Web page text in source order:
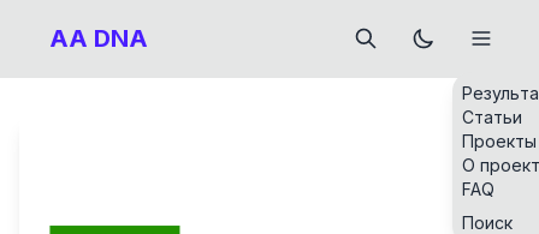
AA DNA
Статьи
Проекты
О
FAQ
Поиск